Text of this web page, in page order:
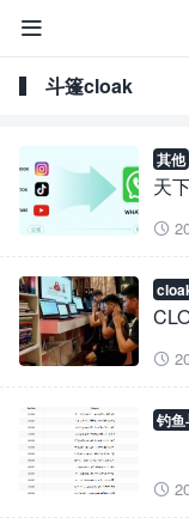

斗篷cloak
其他
天


钓
